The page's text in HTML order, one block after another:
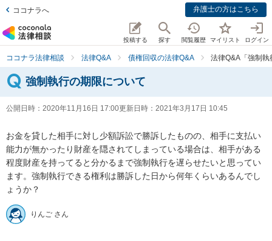
ココナラへ 弁護士の方はこちら
投稿する 探す 閲覧履歴 マイリスト ログイン
ココナラ法律相談 法律Q&A 債権回収の法律Q&A 法律Q&A「強制
強制執行の期限について
公開日時： 2020年11月16日 17:00更新日時： 2021年3月17日 10:45
お金を貸した相手に対し少額訴訟で勝訴したものの、相手に支払い
能力が無かったり財産を隠されてしまっている場合は、相手がある
程度財産を持ってると分かるまで強制執行を遅らせたいと思ってい
ます。強制執行できる権利は勝訴した日から何年くらいあるんでし
ょうか？
りんご さん